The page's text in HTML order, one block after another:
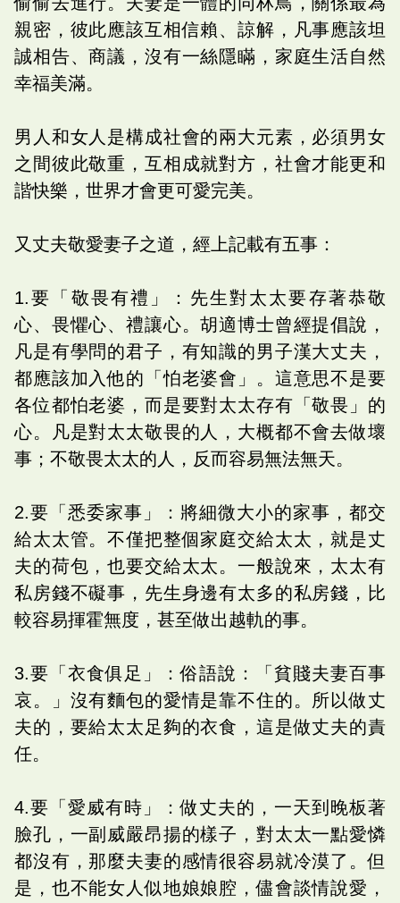
親密，彼此應該互相信賴、諒解，凡事應該坦
誠相告、商議，沒有一絲隱瞞，家庭生活自然
幸福美滿。
男人和女人是構成社會的兩大元素，必須男女
之間彼此敬重，互相成就對方，社會才能更和
諧快樂，世界才會更可愛完美。
又丈夫敬愛妻子之道，經上記載有五事：
1.要「敬畏有禮」：先生對太太要存著恭敬
心、畏懼心、禮讓心。胡適博士曾經提倡說，
凡是有學問的君子，有知識的男子漢大丈夫，
都應該加入他的「怕老婆會」。這意思不是要
各位都怕老婆，而是要對太太存有「敬畏」的
心。凡是對太太敬畏的人，大概都不會去做壞
事；不敬畏太太的人，反而容易無法無天。
2.要「悉委家事」：將細微大小的家事，都交
給太太管。不僅把整個家庭交給太太，就是丈
夫的荷包，也要交給太太。一般說來，太太有
私房錢不礙事，先生身邊有太多的私房錢，比
較容易揮霍無度，甚至做出越軌的事。
3.要「衣食俱足」：俗語說：「貧賤夫妻百事
哀。」沒有麵包的愛情是靠不住的。所以做丈
夫的，要給太太足夠的衣食，這是做丈夫的責
任。
4.要「愛威有時」：做丈夫的，一天到晚板著
臉孔，一副威嚴昂揚的樣子，對太太一點愛憐
都沒有，那麼夫妻的感情很容易就冷漠了。但
是，也不能女人似地娘娘腔，儘會談情說愛，